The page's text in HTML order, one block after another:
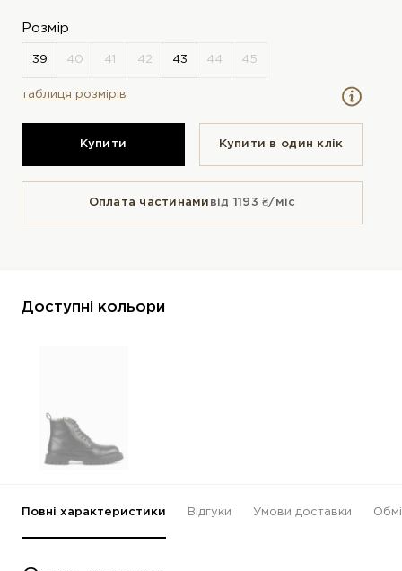
Розмір
таблиця розмірів
Купити Купити в один клiк
Оплата частинами від 1193 ₴/міс
Доступні кольори
Повні характеристики Відгуки Умови доставки